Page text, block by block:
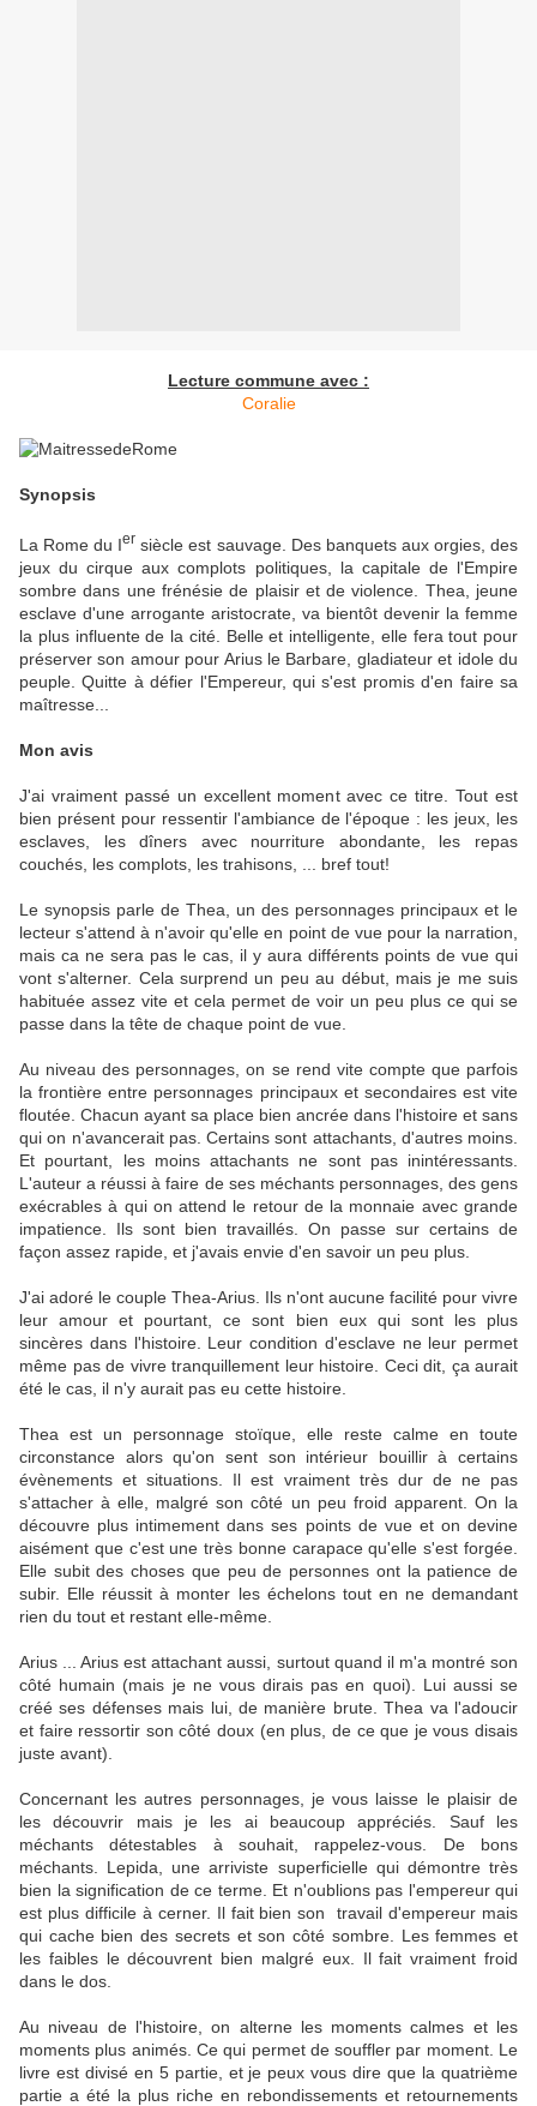
Lecture commune avec :
Coralie
Synopsis
La Rome du Ier siècle est sauvage. Des banquets aux orgies, des
jeux du cirque aux complots politiques, la capitale de l'Empire
sombre dans une frénésie de plaisir et de violence. Thea, jeune
esclave d'une arrogante aristocrate, va bientôt devenir la femme
la plus influente de la cité. Belle et intelligente, elle fera tout pour
préserver son amour pour Arius le Barbare, gladiateur et idole du
peuple. Quitte à défier l'Empereur, qui s'est promis d'en faire sa
maîtresse...
Mon avis
J'ai vraiment passé un excellent moment avec ce titre. Tout est
bien présent pour ressentir l'ambiance de l'époque : les jeux, les
esclaves, les dîners avec nourriture abondante, les repas
couchés, les complots, les trahisons, ... bref tout!
Le synopsis parle de Thea, un des personnages principaux et le
lecteur s'attend à n'avoir qu'elle en point de vue pour la narration,
mais ca ne sera pas le cas, il y aura différents points de vue qui
vont s'alterner. Cela surprend un peu au début, mais je me suis
habituée assez vite et cela permet de voir un peu plus ce qui se
passe dans la tête de chaque point de vue.
Au niveau des personnages, on se rend vite compte que parfois
la frontière entre personnages principaux et secondaires est vite
floutée. Chacun ayant sa place bien ancrée dans l'histoire et sans
qui on n'avancerait pas. Certains sont attachants, d'autres moins.
Et pourtant, les moins attachants ne sont pas inintéressants.
L'auteur a réussi à faire de ses méchants personnages, des gens
exécrables à qui on attend le retour de la monnaie avec grande
impatience. Ils sont bien travaillés. On passe sur certains de
façon assez rapide, et j'avais envie d'en savoir un peu plus.
J'ai adoré le couple Thea-Arius. Ils n'ont aucune facilité pour vivre
leur amour et pourtant, ce sont bien eux qui sont les plus
sincères dans l'histoire. Leur condition d'esclave ne leur permet
même pas de vivre tranquillement leur histoire. Ceci dit, ça aurait
été le cas, il n'y aurait pas eu cette histoire.
Thea est un personnage stoïque, elle reste calme en toute
circonstance alors qu'on sent son intérieur bouillir à certains
évènements et situations. Il est vraiment très dur de ne pas
s'attacher à elle, malgré son côté un peu froid apparent. On la
découvre plus intimement dans ses points de vue et on devine
aisément que c'est une très bonne carapace qu'elle s'est forgée.
Elle subit des choses que peu de personnes ont la patience de
subir. Elle réussit à monter les échelons tout en ne demandant
rien du tout et restant elle-même.
Arius ... Arius est attachant aussi, surtout quand il m'a montré son
côté humain (mais je ne vous dirais pas en quoi). Lui aussi se
créé ses défenses mais lui, de manière brute. Thea va l'adoucir
et faire ressortir son côté doux (en plus, de ce que je vous disais
juste avant).
Concernant les autres personnages, je vous laisse le plaisir de
les découvrir mais je les ai beaucoup appréciés. Sauf les
méchants détestables à souhait, rappelez-vous. De bons
méchants. Lepida, une arriviste superficielle qui démontre très
bien la signification de ce terme. Et n'oublions pas l'empereur qui
est plus difficile à cerner. Il fait bien son travail d'empereur mais
qui cache bien des secrets et son côté sombre. Les femmes et
les faibles le découvrent bien malgré eux. Il fait vraiment froid
dans le dos.
Au niveau de l'histoire, on alterne les moments calmes et les
moments plus animés. Ce qui permet de souffler par moment. Le
livre est divisé en 5 partie, et je peux vous dire que la quatrième
partie a été la plus riche en rebondissements et retournements